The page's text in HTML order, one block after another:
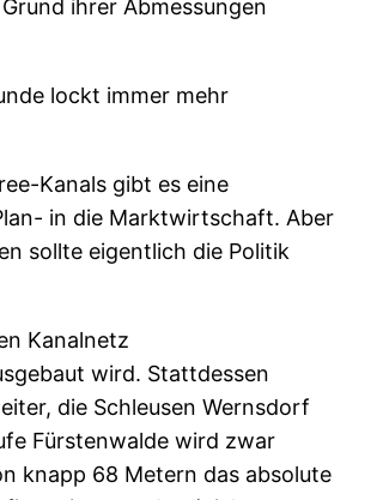
ihrer Abmessungen
lockt immer mehr
Kanals gibt es eine
in die Marktwirtschaft. Aber
sollte eigentlich die Politik
Kanalnetz
wird. Stattdessen
die Schleusen Wernsdorf
Fürstenwalde wird zwar
knapp 68 Metern das absolute